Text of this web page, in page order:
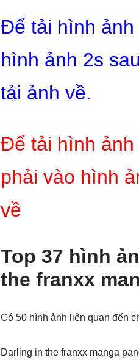
Để tải hình ảnh
hình ảnh 2s
tải ảnh về.
Để tải hình ảnh
phải vào hình
về
Top 37 hình
the franxx
Có 50 hình ảnh liên quan đến
Darling in the franxx manga